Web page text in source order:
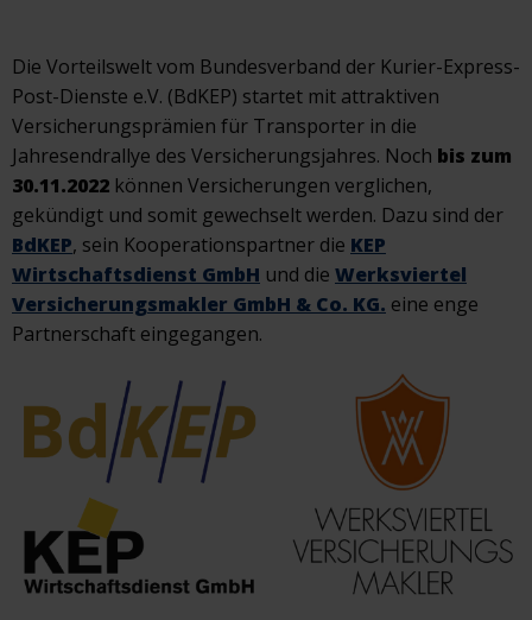
Die Vorteilswelt vom Bundesverband der Kurier-Express-
Post-Dienste e.V. (BdKEP) startet mit attraktiven
Versicherungsprämien für Transporter in die
Jahresendrallye des Versicherungsjahres. Noch bis zum
30.11.2022 können Versicherungen verglichen,
gekündigt und somit gewechselt werden. Dazu sind der
BdKEP, sein Kooperationspartner die KEP
Wirtschaftsdienst GmbH und die Werksviertel
Versicherungsmakler GmbH & Co. KG. eine enge
Partnerschaft eingegangen.